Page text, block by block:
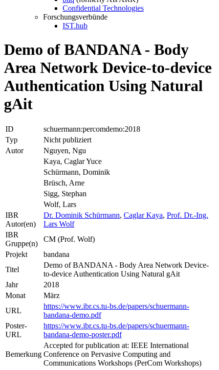
Confidential Technologies
Forschungsverbünde
IST.hub
Demo of BANDANA - Body
Area Network Device-to-device
Authentication Using Natural
gAit
ID
schuermann:percomdemo:2018
Typ
Nicht publiziert
Autor
Nguyen, Ngu
Kaya, Caglar Yuce
Schürmann, Dominik
Brüsch, Arne
Sigg, Stephan
Wolf, Lars
IBR
Autor(en)
Dr. Dominik Schürmann, Caglar Kaya, Prof. Dr.-Ing.
Lars Wolf
IBR
Gruppe(n)
CM (Prof. Wolf)
Projekt
bandana
Titel
Demo of BANDANA - Body Area Network Device-
to-device Authentication Using Natural gAit
Jahr
2018
Monat
März
URL
https://www.ibr.cs.tu-bs.de/papers/schuermann-
bandana-demo.pdf
Poster-
URL
https://www.ibr.cs.tu-bs.de/papers/schuermann-
bandana-demo-poster.pdf
Bemerkung
Accepted for publication at: IEEE International
Conference on Pervasive Computing and
Communications Workshops (PerCom Workshops)